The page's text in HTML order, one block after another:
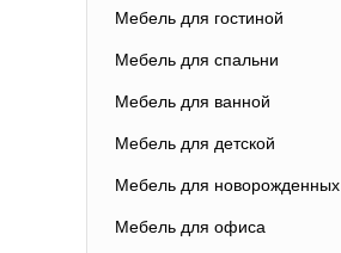
Мебель для гостиной
Мебель для спальни
Мебель для ванной
Мебель для детской
Мебель для новорожденных
Мебель для офиса